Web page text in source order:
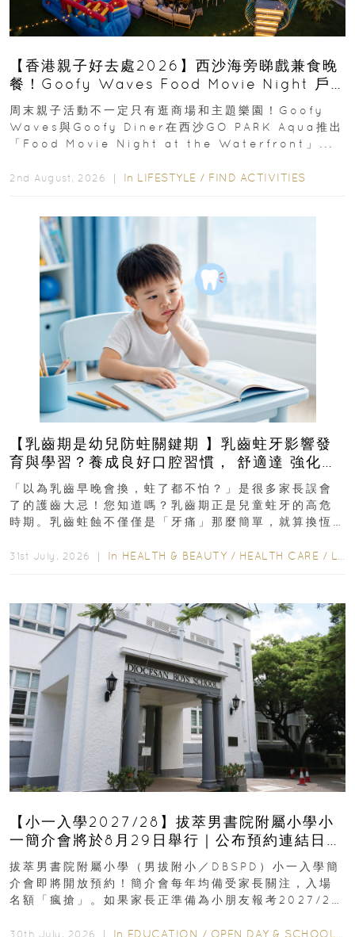
【香港親子好去處2026】西沙海旁睇戲兼食晚
餐！Goofy Waves Food Movie Night 戶
外影院逢週末登場
周末親子活動不一定只有逛商場和主題樂園！Goofy
Waves與Goofy Diner在西沙GO PARK Aqua推出
「Food Movie Night at the Waterfront」...
2nd August, 2026 ｜ In LIFESTYLE / FIND ACTIVITIES
【乳齒期是幼兒防蛀關鍵期 】乳齒蛀牙影響發
育與學習？養成良好口腔習慣， 舒適達 強化琺
瑯質 兒童牙膏防護指南
「以為乳齒早晚會換，蛀了都不怕？」是很多家長誤會
了的護齒大忌！您知道嗎？乳齒期正是兒童蛀牙的高危
時期。乳齒蛀蝕不僅僅是「牙痛」那麼簡單，就算換恆
31st July, 2026 ｜ In HEALTH & BEAUTY / HEALTH CARE / LIFESTYLE
【小一入學2027/28】拔萃男書院附屬小學小
一簡介會將於8月29日舉行｜公布預約連結日期
｜更設有網上重溫
拔萃男書院附屬小學（男拔附小／DBSPD）小一入學簡
介會即將開放預約！簡介會每年均備受家長關注，入場
名額「瘋搶」。如果家長正準備為小朋友報考2027/28
30th July, 2026 ｜ In EDUCATION / OPEN DAY & SCHOOL EVENTS